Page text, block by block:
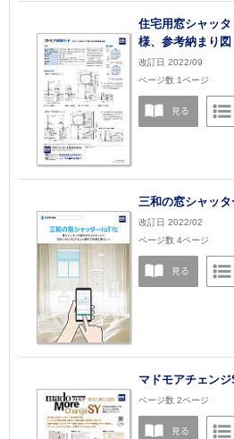
住宅用窓シャッ
様、参考納まり図
改訂日 2022/09
ページ数 1ページ
三和の窓シャッ
改訂日 2022/02
ページ数 4ページ
マドモアチェン
ページ数 2ページ